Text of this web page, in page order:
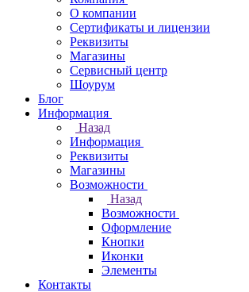
О компании
Сертификаты и лицензии
Реквизиты
Магазины
Сервисный центр
Шоурум
Блог
Информация
Назад
Информация
Реквизиты
Магазины
Возможности
Назад
Возможности
Оформление
Кнопки
Иконки
Элементы
Контакты